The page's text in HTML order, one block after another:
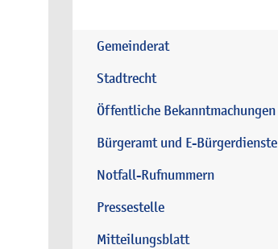
Gemeinderat
Stadtrecht
Öffentliche Bekanntmachungen
Bürgeramt und E-Bürgerdienste
Notfall-Rufnummern
Pressestelle
Mitteilungsblatt